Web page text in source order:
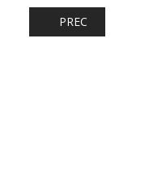
ARTICOLO
PREC